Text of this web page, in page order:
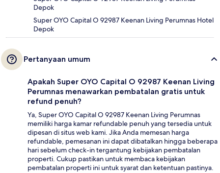
Depok
Super OYO Capital O 92987 Keenan Living Perumnas Hotel
Depok
Pertanyaan umum
Apakah Super OYO Capital O 92987 Keenan Living
Perumnas menawarkan pembatalan gratis untuk
refund penuh?
Ya, Super OYO Capital O 92987 Keenan Living Perumnas
memiliki harga kamar refundable penuh yang tersedia untuk
dipesan di situs web kami. Jika Anda memesan harga
refundable, pemesanan ini dapat dibatalkan hingga beberapa
hari sebelum check-in tergantung kebijakan pembatalan
properti. Cukup pastikan untuk membaca kebijakan
pembatalan properti ini untuk syarat dan ketentuan pastinya.